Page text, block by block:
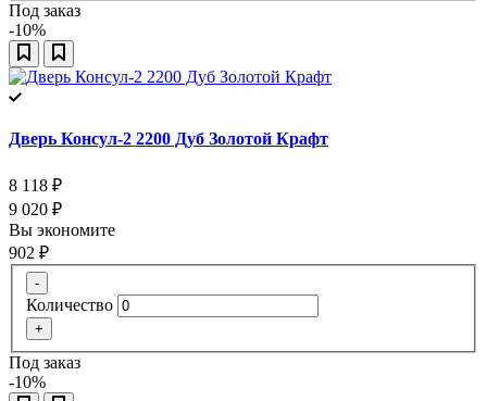
Под заказ
-10%
Дверь Консул-2 2200 Дуб Золотой Крафт
8 118 ₽
9 020 ₽
Вы экономите
902 ₽
-
Количество
+
Под заказ
-10%